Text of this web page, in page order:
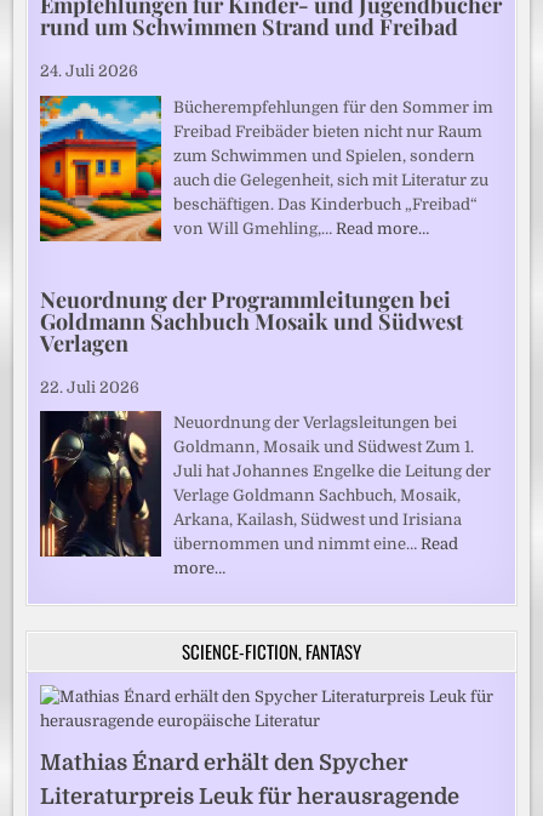
rund um Schwimmen Strand und Freibad
24. Juli 2026
Bücherempfehlungen für den Sommer im
Freibad Freibäder bieten nicht nur Raum
zum Schwimmen und Spielen, sondern
auch die Gelegenheit, sich mit Literatur zu
beschäftigen. Das Kinderbuch „Freibad“
von Will Gmehling,…Read more…
Neuordnung der Programmleitungen bei
Goldmann Sachbuch Mosaik und Südwest
Verlagen
22. Juli 2026
Neuordnung der Verlagsleitungen bei
Goldmann, Mosaik und Südwest Zum 1.
Juli hat Johannes Engelke die Leitung der
Verlage Goldmann Sachbuch, Mosaik,
Arkana, Kailash, Südwest und Irisiana
übernommen und nimmt eine…Read
more…
SCIENCE-FICTION, FANTASY
Mathias Énard erhält den Spycher
Literaturpreis Leuk für herausragende